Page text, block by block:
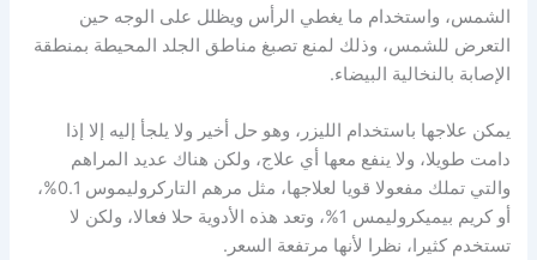
الشمس، واستخدام ما يغطي الرأس ويظلل على الوجه حين
التعرض للشمس، وذلك لمنع تصبغ مناطق الجلد المحيطة بمنطقة
الإصابة بالنخالية البيضاء.
يمكن علاجها باستخدام الليزر، وهو حل أخير ولا يلجأ إليه إلا إذا
دامت طويلا، ولا ينفع معها أي علاج، ولكن هناك عديد المراهم
والتي تملك مفعولا قويا لعلاجها، مثل مرهم التاركروليموس 0.1%،
أو كريم بيميكروليمس 1%، وتعد هذه الأدوية حلا فعالا، ولكن لا
تستخدم كثيرا، نظرا لأنها مرتفعة السعر.